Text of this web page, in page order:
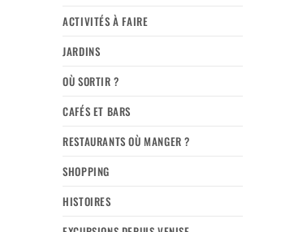
ACTIVITÉS À FAIRE
JARDINS
OÙ SORTIR ?
CAFÉS ET BARS
RESTAURANTS OÙ MANGER ?
SHOPPING
HISTOIRES